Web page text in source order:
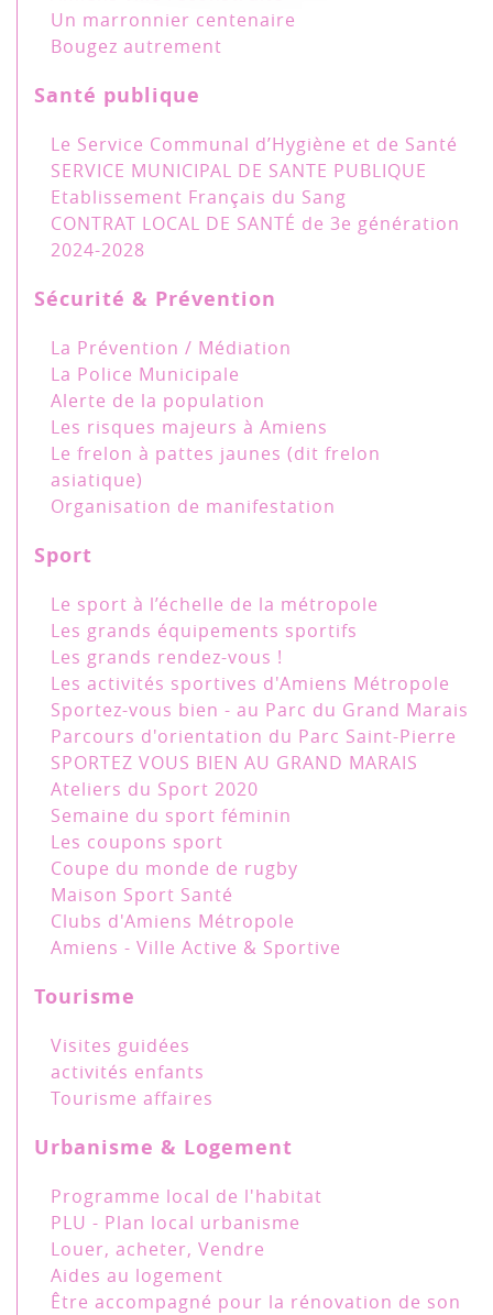
Un marronnier centenaire
Bougez autrement
Santé publique
Le Service Communal d’Hygiène et de Santé
SERVICE MUNICIPAL DE SANTE PUBLIQUE
Etablissement Français du Sang
CONTRAT LOCAL DE SANTÉ de 3e génération
2024-2028
Sécurité & Prévention
La Prévention / Médiation
La Police Municipale
Alerte de la population
Les risques majeurs à Amiens
Le frelon à pattes jaunes (dit frelon
asiatique)
Organisation de manifestation
Sport
Le sport à l’échelle de la métropole
Les grands équipements sportifs
Les grands rendez-vous !
Les activités sportives d'Amiens Métropole
Sportez-vous bien - au Parc du Grand Marais
Parcours d'orientation du Parc Saint-Pierre
SPORTEZ VOUS BIEN AU GRAND MARAIS
Ateliers du Sport 2020
Semaine du sport féminin
Les coupons sport
Coupe du monde de rugby
Maison Sport Santé
Clubs d'Amiens Métropole
Amiens - Ville Active & Sportive
Tourisme
Visites guidées
activités enfants
Tourisme affaires
Urbanisme & Logement
Programme local de l'habitat
PLU - Plan local urbanisme
Louer, acheter, Vendre
Aides au logement
Être accompagné pour la rénovation de son